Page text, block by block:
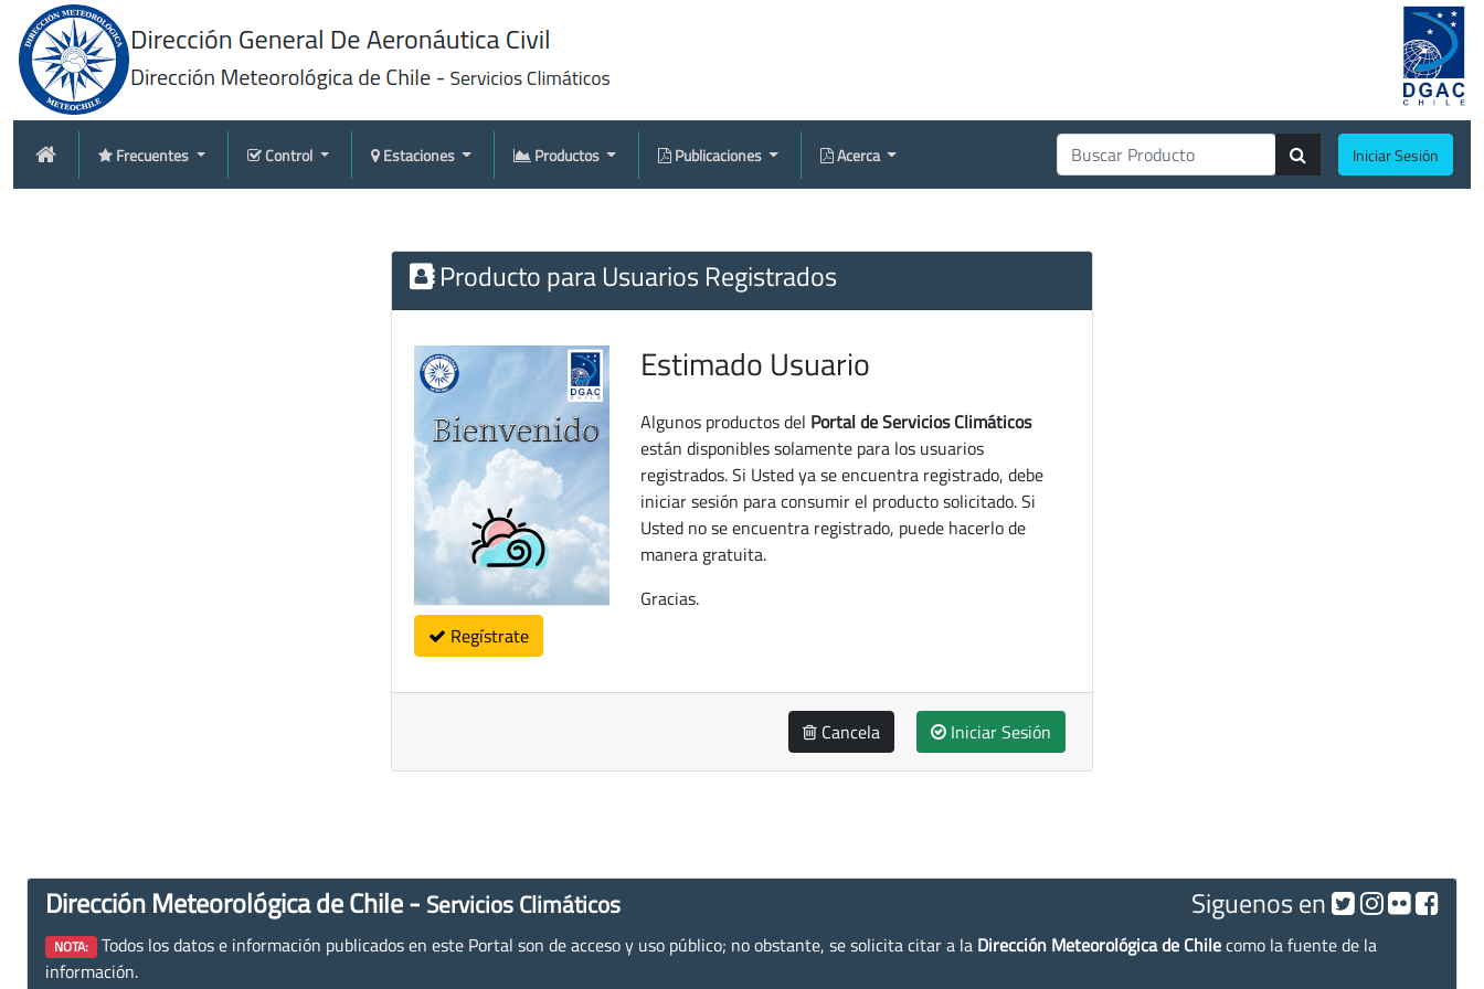
Frecuentes Control Estaciones Productos Publicaciones Acerca Iniciar Sesión
Producto para Usuarios Registrados
Regístrate
Estimado Usuario
Algunos productos del Portal de Servicios Climáticos
están disponibles solamente para los usuarios
registrados. Si Usted ya se encuentra registrado, debe
iniciar sesión para consumir el producto solicitado. Si
Usted no se encuentra registrado, puede hacerlo de
manera gratuita.
Gracias.
Cancela Iniciar Sesión
Dirección Meteorológica de Chile - Servicios Climáticos Siguenos en
NOTA: Todos los datos e información publicados en este Portal son de acceso y uso público; no obstante, se solicita citar a la Dirección Meteorológica de Chilecomo la fuente de la
información.